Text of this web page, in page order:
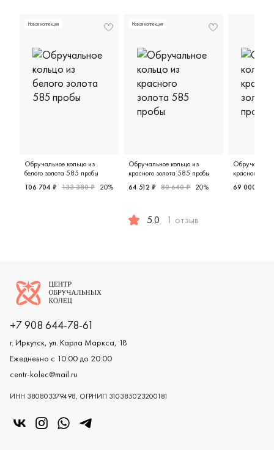
Новая коллекция
Обручальное кольцо из
белого золота 585 пробы
Мужские, парные, белое золото 585 пробы,
106 704 ₽ 133 380 ₽ 20%
Новая коллекция
Обручальное кольцо из
красного золота 585 пробы
64 512 ₽ 80 640 ₽ 20%
5.0 1 отзыв
красного
69 000 ₽
Логотип компании
+7 908 644-78-61
г. Иркутск, ул. Карла Маркса, 18
Ежедневно с 10:00 до 20:00
centr-kolec@mail.ru
ИНН 380803379498, ОГРНИП 310385023200181
«Центр колец» в VK
«Центр колец» в Instagram
«Центр колец» в Whatsapp
«Центр колец» в Telegram